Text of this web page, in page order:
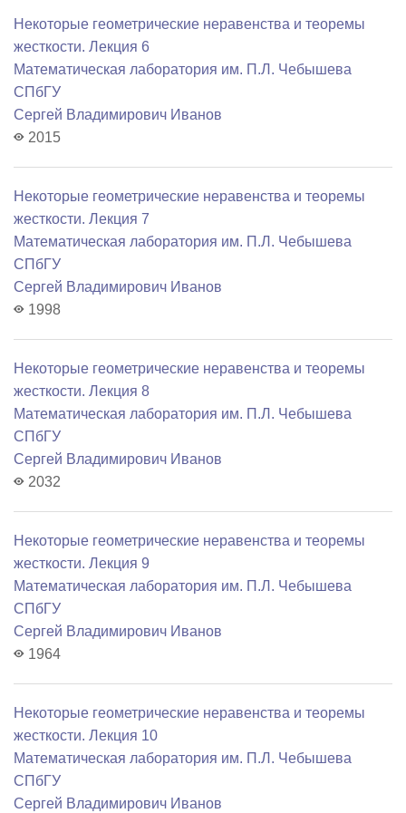
Некоторые геометрические неравенства и теоремы
жесткости. Лекция 6
Математичеcкая лаборатория им. П.Л. Чебышева
СПбГУ
Сергей Владимирович Иванов
2015
Некоторые геометрические неравенства и теоремы
жесткости. Лекция 7
Математичеcкая лаборатория им. П.Л. Чебышева
СПбГУ
Сергей Владимирович Иванов
1998
Некоторые геометрические неравенства и теоремы
жесткости. Лекция 8
Математичеcкая лаборатория им. П.Л. Чебышева
СПбГУ
Сергей Владимирович Иванов
2032
Некоторые геометрические неравенства и теоремы
жесткости. Лекция 9
Математичеcкая лаборатория им. П.Л. Чебышева
СПбГУ
Сергей Владимирович Иванов
1964
Некоторые геометрические неравенства и теоремы
жесткости. Лекция 10
Математичеcкая лаборатория им. П.Л. Чебышева
СПбГУ
Сергей Владимирович Иванов